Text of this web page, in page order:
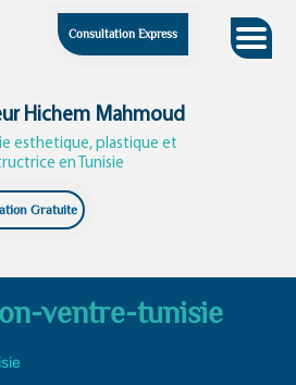
Consultation Express
Hichem Mahmoud
esthetique, plastique et
en Tunisie
Gratuite
ventre-tunisie